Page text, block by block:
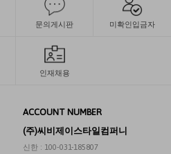
문의게시판 미확인입금자
인재채용
ACCOUNT NUMBER
(주)씨비제이스타일컴퍼니
신한 : 100-031-185807